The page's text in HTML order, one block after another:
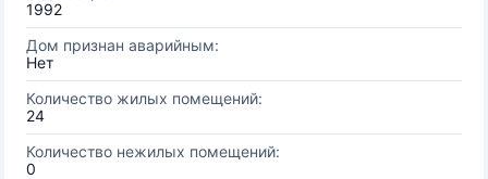
1992
Дом признан аварийным:
Нет
Количество жилых помещений:
24
Количество нежилых помещений:
0